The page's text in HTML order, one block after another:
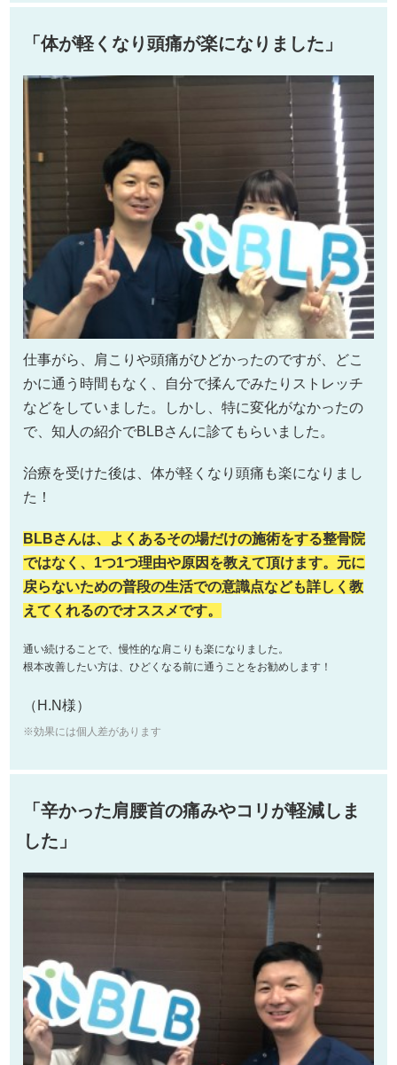
「体が軽くなり頭痛が楽になりました」
仕事がら、肩こりや頭痛がひどかったのですが、どこ
かに通う時間もなく、自分で揉んでみたりストレッチ
などをしていました。しかし、特に変化がなかったの
で、知人の紹介でBLBさんに診てもらいました。
治療を受けた後は、体が軽くなり頭痛も楽になりまし
た！
BLBさんは、よくあるその場だけの施術をする整骨院
ではなく、1つ1つ理由や原因を教えて頂けます。元に
戻らないための普段の生活での意識点なども詳しく教
えてくれるのでオススメです。
通い続けることで、慢性的な肩こりも楽になりました。
根本改善したい方は、ひどくなる前に通うことをお勧めします！
（H.N様）
※効果には個人差があります
「辛かった肩腰首の痛みやコリが軽減しま
した」